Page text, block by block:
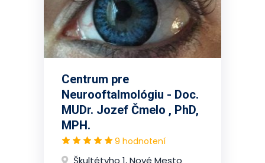
Centrum pre
Neurooftalmológiu - Doc.
MUDr. Jozef Čmelo , PhD,
MPH.
9 hodnotení
Škultétyho 1, Nové Mesto